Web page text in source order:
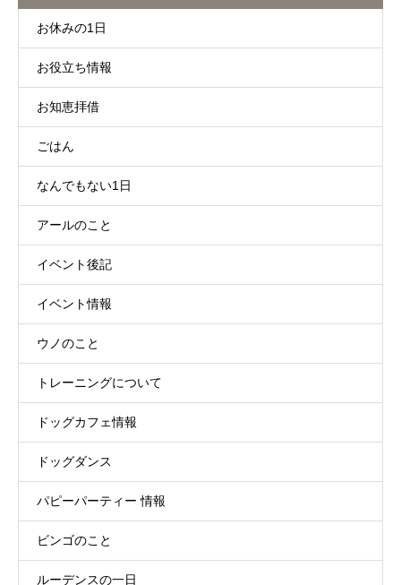
お休みの1日
お役立ち情報
お知恵拝借
ごはん
なんでもない1日
アールのこと
イベント後記
イベント情報
ウノのこと
トレーニングについて
ドッグカフェ情報
ドッグダンス
パピーパーティー 情報
ビンゴのこと
ルーデンスの一日